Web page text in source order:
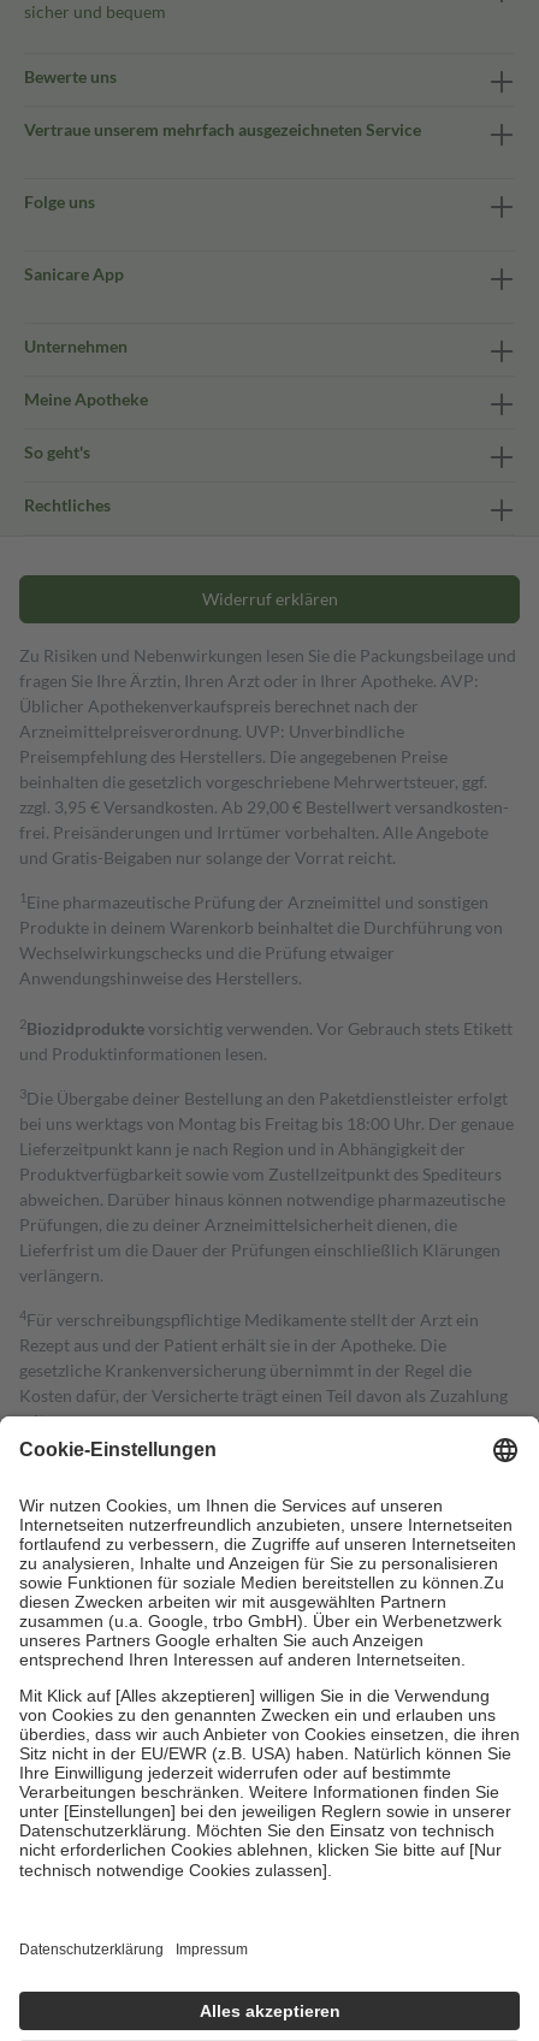
sicher und bequem
Bewerte uns
Vertraue unserem mehrfach ausgezeichneten Service
Folge uns
Sanicare App
Unternehmen
Meine Apotheke
So geht's
Rechtliches
Widerruf erklären
Zu Risiken und Nebenwirkungen lesen Sie die Packungsbeilage und
fragen Sie Ihre Ärztin, Ihren Arzt oder in Ihrer Apotheke. AVP:
Üblicher Apothekenverkaufspreis berechnet nach der
Arzneimittelpreisverordnung. UVP: Unverbindliche
Preisempfehlung des Herstellers. Die angegebenen Preise
beinhalten die gesetzlich vorgeschriebene Mehrwertsteuer, ggf.
zzgl. 3,95 € Versandkosten. Ab 29,00 € Bestell­wert versand­kosten­
frei. Preisänderungen und Irrtümer vorbehalten. Alle Angebote
und Gratis-Beigaben nur solange der Vorrat reicht.
1 Eine pharmazeutische Prüfung der Arzneimittel und sonstigen
Produkte in deinem Warenkorb beinhaltet die Durchführung von
Wechselwirkungschecks und die Prüfung etwaiger
Anwendungshinweise des Herstellers.
2Biozidproduktevorsichtig verwenden. Vor Gebrauch stets Etikett
und Produktinformationen lesen.
3Die Übergabe deiner Bestellung an den Paketdienstleister erfolgt
bei uns werktags von Montag bis Freitag bis 18:00 Uhr. Der genaue
Lieferzeitpunkt kann je nach Region und in Abhängigkeit der
Produktverfügbarkeit sowie vom Zustellzeitpunkt des Spediteurs
abweichen. Darüber hinaus können notwendige pharmazeutische
Prüfungen, die zu deiner Arzneimittelsicherheit dienen, die
Lieferfrist um die Dauer der Prüfungen einschließlich Klärungen
verlängern.
4Für verschreibungspflichtige Medikamente stellt der Arzt ein
Rezept aus und der Patient erhält sie in der Apotheke. Die
gesetzliche Krankenversicherung übernimmt in der Regel die
Kosten dafür, der Versicherte trägt einen Teil davon als Zuzahlung
mit.
Grundsätzlich leisten Mitglieder Zuzahlungen in Höhe von zehn
höchstens zehn Euro.
Es sind jedoch nie mehr als die tatsächlichen
Kosten der Leistung zu entrichten.
Diese Regeln gelten grundsätzlich auch für Online-Apotheken.
Bei Heilmitteln und häuslicher Krankenpflege beträgt die
Zuzahlung zehn Prozent der Kosten sowie zehn Euro je
Verordnung.
Um das Engagement der Versicherten für ihre eigene Gesundheit zu
stärken und die besondere Stellung der Familie zu unterstützen,
fallenkeine Zuzahlungenan bei:
• Kindern und Jugendlichen bis zum vollendeten 18. Lebensjahr
mit Ausnahme der Fahrkosten
• Untersuchungen zur Vorsorge und Früherkennung, die von der
GKV getragen werden
• empfohlenen Schutzimpfungen
• Harn- und Blutteststreifen
getroffen, um sicherzustellen, dass es sich um echte Bewertungen
https://help.etrusted.com/hc/de/articles/4419944605341